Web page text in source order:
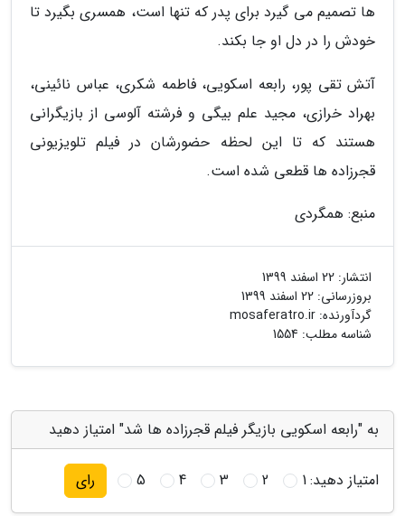
ها تصمیم می گیرد برای پدر که تنها است، همسری بگیرد تا
خودش را در دل او جا بکند.
آتش تقی پور، رابعه اسکویی، فاطمه شکری، عباس نائینی،
بهراد خرازی، مجید علم بیگی و فرشته آلوسی از بازیگرانی
هستند که تا این لحظه حضورشان در فیلم تلویزیونی
قجرزاده ها قطعی شده است.
منبع: همگردی
انتشار: 22 اسفند 1399
بروزرسانی: 22 اسفند 1399
گردآورنده: mosaferatro.ir
شناسه مطلب: 1554
به "رابعه اسکویی بازیگر فیلم قجرزاده ها شد" امتیاز دهید
امتیاز دهید:1
2
3
4
5 رای